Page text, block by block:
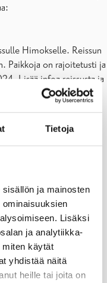
Tietoja
ja mainosten
Lisäksi
ja analytiikka-
miten käytät
yhdistää näitä
heille tai joita on
Himokselle. Reissun
Paikkoja on rajoitetusti ja
Lisää infoa reissusta ja